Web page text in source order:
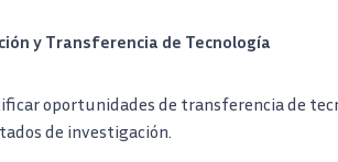
y Transferencia de Tecnología
oportunidades de transferencia de
de investigación.